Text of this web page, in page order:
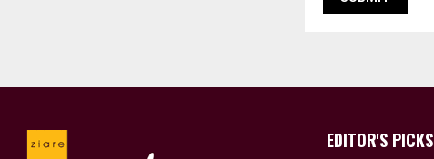
EDITOR'S PICKS